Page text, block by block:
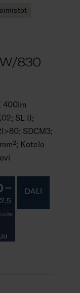
830
400lm
SL II;
SDCM3;
Kotelo